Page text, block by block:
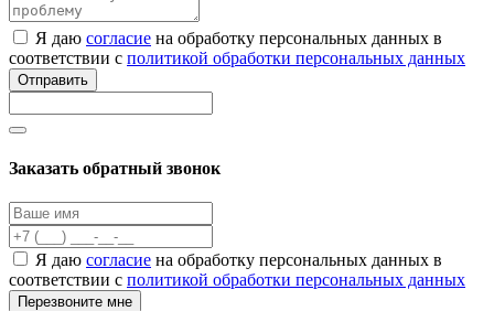
Я даю согласие на обработку персональных данных в
соответствии с политикой обработки персональных данных
Отправить
Заказать обратный звонок
Я даю согласие на обработку персональных данных в
соответствии с политикой обработки персональных данных
Перезвоните мне